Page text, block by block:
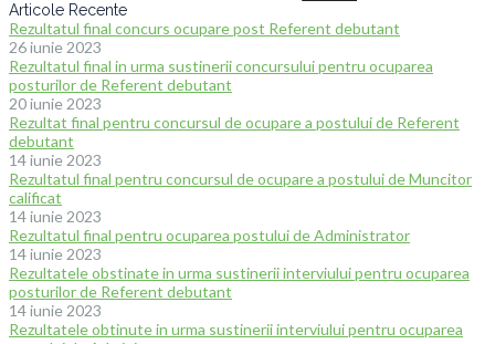
Articole Recente
Rezultatul final concurs ocupare post Referent debutant
26 iunie 2023
Rezultatul final in urma sustinerii concursului pentru ocuparea
posturilor de Referent debutant
20 iunie 2023
Rezultat final pentru concursul de ocupare a postului de Referent
debutant
14 iunie 2023
Rezultatul final pentru concursul de ocupare a postului de Muncitor
calificat
14 iunie 2023
Rezultatul final pentru ocuparea postului de Administrator
14 iunie 2023
Rezultatele obstinate in urma sustinerii interviului pentru ocuparea
posturilor de Referent debutant
14 iunie 2023
Rezultatele obtinute in urma sustinerii interviului pentru ocuparea